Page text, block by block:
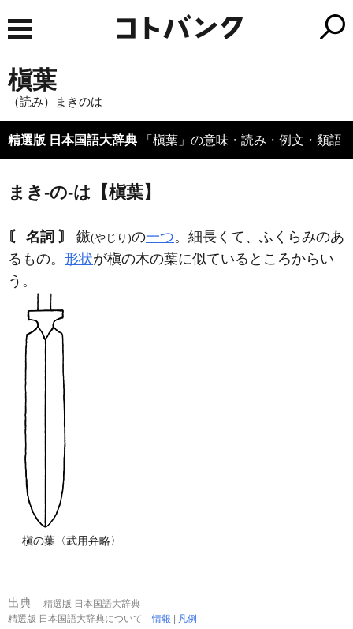
槇葉
（読み）まきのは
精選版 日本国語大辞典 「槇葉」の意味・読み・例文・類語
まき‐の‐は【槇葉】
〘 名詞 〙 鏃(やじり)の一つ。細長くて、ふくらみのあ
るもの。 形状が槇の木の葉に似ているところからい
う。
槇の葉〈武用弁略〉
出典
精選版 日本国語大辞典
精選版 日本国語大辞典について情報 凡例